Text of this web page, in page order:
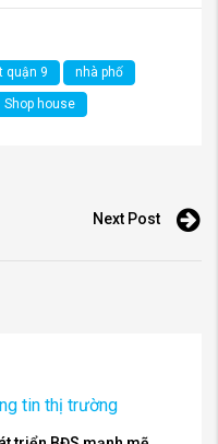
quận 9 nhà phố
Shop house
Next Post
tin thị trường